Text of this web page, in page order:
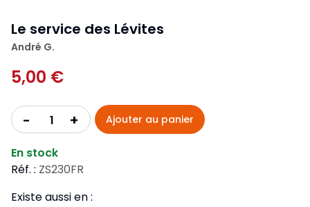
Le service des Lévites
André G.
5,00 €
- + Ajouter au panier
En stock
Réf. : ZS230FR
Existe aussi en :